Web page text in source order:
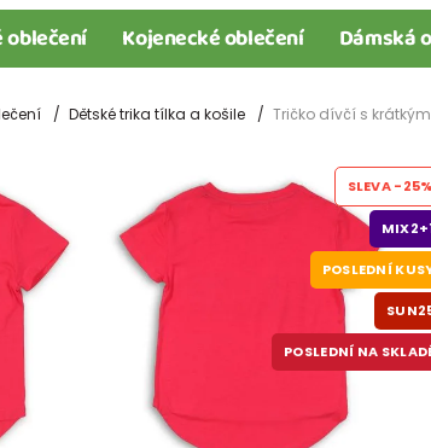
oblečení Kojenecké oblečení Dámská
Dětské trika tílka a košile Tričko dívčí s krátkým
SLEVA-25%
POSLEDNÍ
POSLEDNÍ NA